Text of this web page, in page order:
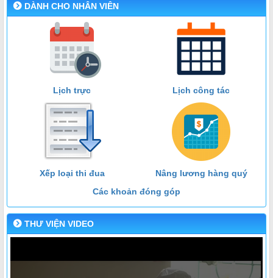
DÀNH CHO NHÂN VIÊN
Lịch trực Lịch công tác
Xếp loại thi đua
Nâng lương hàng quý
Các khoản đóng góp
THƯ VIỆN VIDEO